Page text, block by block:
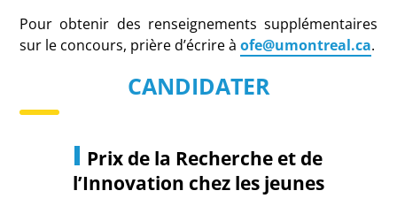
Pour obtenir des renseignements supplémentaires
sur le concours, prière d’écrire à ofe@umontreal.ca.
CANDIDATER
Prix de la Recherche et de
l’Innovation chez les jeunes